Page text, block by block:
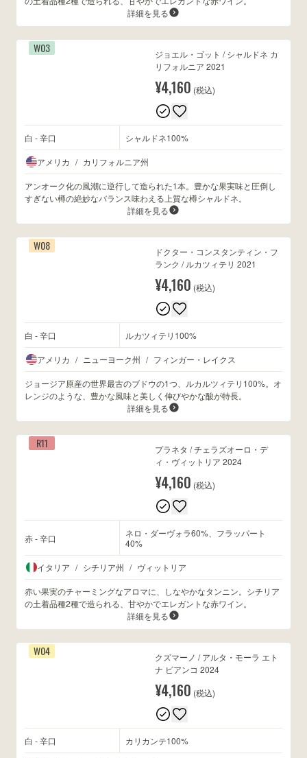
詳細を見る
W03
ジョエル・ゴット / シャルドネ カ
リフォルニア 2021
¥4,160 (税込)
白 - 辛口 シャルドネ100%
アメリカ / カリフォルニア州
アンオーク化の風潮に逆行して造られた1本。豊かな果実味と圧倒し
すぎない樽の絶妙なバランス味わえる上質な樽シャルドネ。
詳細を見る
W08
ドクター・コンスタンティン・フ
ランク / ルカツィテリ 2021
¥4,160 (税込)
白 - 辛口 ルカツィテリ100%
アメリカ / ニューヨーク州 / フィンガー・レイクス
ジョージア原産の世界最古のブドウの1つ、ルカルツィテリ100%。オ
レンジのような、豊かな風味と美しく伸びやかな酸が特長。
詳細を見る
R11
プラネタ / チェラズオーロ・デ
ィ・ヴィットリア 2024
¥4,160 (税込)
赤 - 辛口
ネロ・ダーヴォラ60%、フラッパート
40%
イタリア / シチリア州 / ヴィットリア
赤い果実のチャーミングなアロマに、しなやかなタンニン。シチリア
の土着品種2種で造られる、甘やかでエレガントな赤ワイン。
詳細を見る
W04
クズマーノ / アルタ・モーラ エト
ナ ビアンコ 2024
¥4,160 (税込)
白 - 辛口 カリカンテ100%